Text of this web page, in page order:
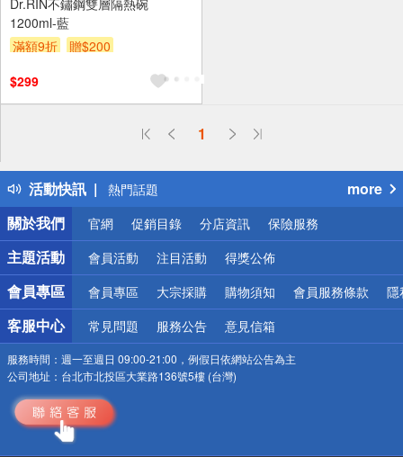
1200ml-藍
滿額9折
贈$200
$299
1
活動快訊
偏遠地區配送
得獎公告
熱門話題
銀行優惠
偏遠地區配送
詐騙網頁！請小心！
more
關於我們
官網 促銷目錄 分店資訊 保險服務
主題活動 會員活動 注目活動 得獎公佈
會員專區 會員專區 大宗採購 購物須知 會員服務條款 隱
客服中心 常見問題 服務公告 意見信箱
服務時間： 週一至週日 09:00-21:00，例假日依網站公告為主
公司地址： 台北市北投區大業路136號5樓 (台灣)